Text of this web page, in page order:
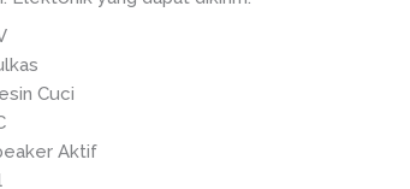
Cuci
Aktif